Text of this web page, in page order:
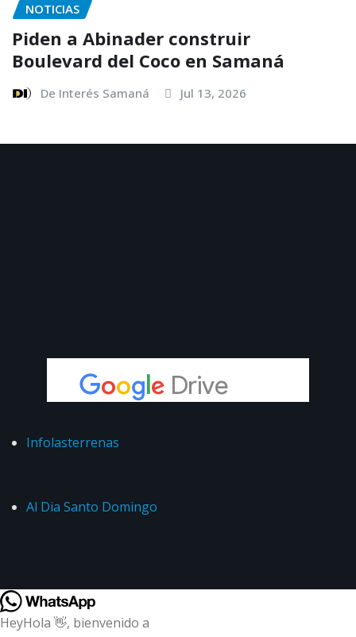
NOTICIAS
Piden a Abinader construir
Boulevard del Coco en Samaná
De Interés Samaná Jul 13, 2026
Infolasterrenas
Al Dia Santo Domingo
HeyHola 👋, bienvenido a